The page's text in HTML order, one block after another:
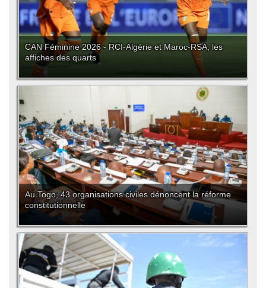
CAN Féminine 2026 - RCI-Algérie et Maroc-RSA, les
affiches des quarts
Au Togo, 43 organisations civiles dénoncent la réforme
constitutionnelle